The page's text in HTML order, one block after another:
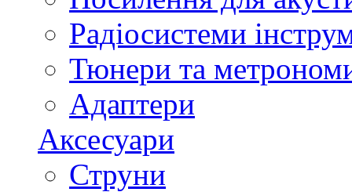
Радіосистеми
Тюнери та
Адаптери
Аксесуари
Струни